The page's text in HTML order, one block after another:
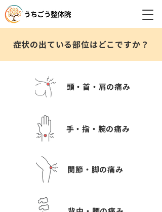
症状の出ている部位はどこですか？
頭・首・肩の痛み
手・指・腕の痛み
関節・脚の痛み